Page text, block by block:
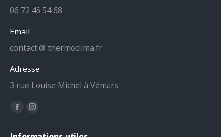
06 72 46 54 68
Email
contact @ thermoclima.fr
Adresse
3 rue Louise Michel à Vémars
Trouvez nous sur :
La
La